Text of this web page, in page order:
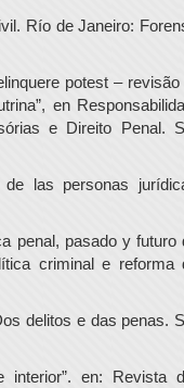
Río de Janeiro:
potest – revisão
en
e Direito Penal.
de las personas
penal, pasado y futuro
criminal e reforma
delitos e das penas.
interior”. en: Revista